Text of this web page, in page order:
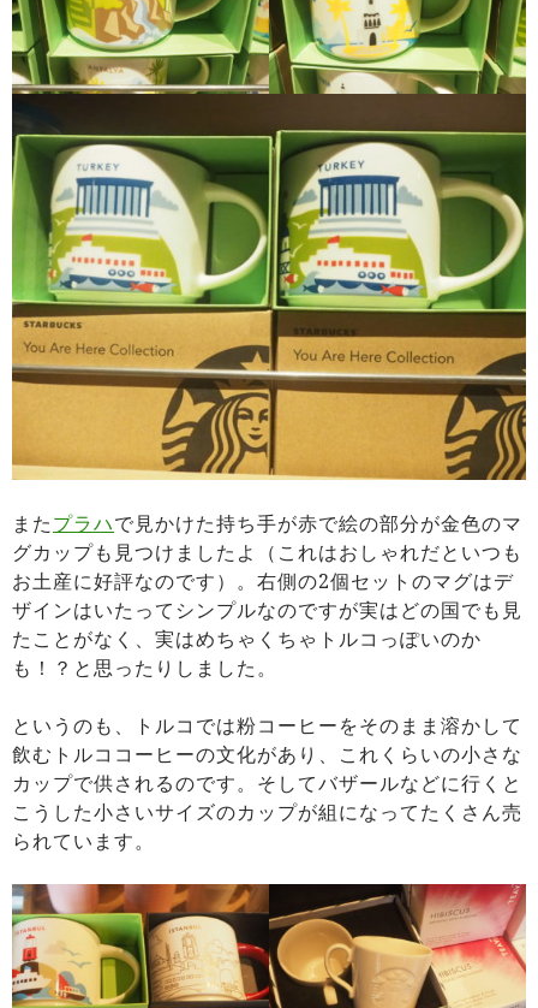
またプラハで見かけた持ち手が赤で絵の部分が金色のマ
グカップも見つけましたよ（これはおしゃれだといつも
お土産に好評なのです）。右側の2個セットのマグはデ
ザインはいたってシンプルなのですが実はどの国でも見
たことがなく、実はめちゃくちゃトルコっぽいのか
も！？と思ったりしました。
というのも、トルコでは粉コーヒーをそのまま溶かして
飲むトルココーヒーの文化があり、これくらいの小さな
カップで供されるのです。そしてバザールなどに行くと
こうした小さいサイズのカップが組になってたくさん売
られています。